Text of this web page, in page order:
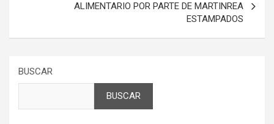
ALIMENTARIO POR PARTE DE MARTINREA
ESTAMPADOS
BUSCAR
BUSCAR